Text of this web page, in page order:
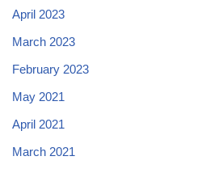
April 2023
March 2023
February 2023
May 2021
April 2021
March 2021